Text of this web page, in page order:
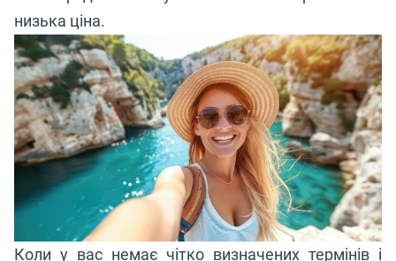
низька ціна.
Коли у вас немає чітко визначених термінів і